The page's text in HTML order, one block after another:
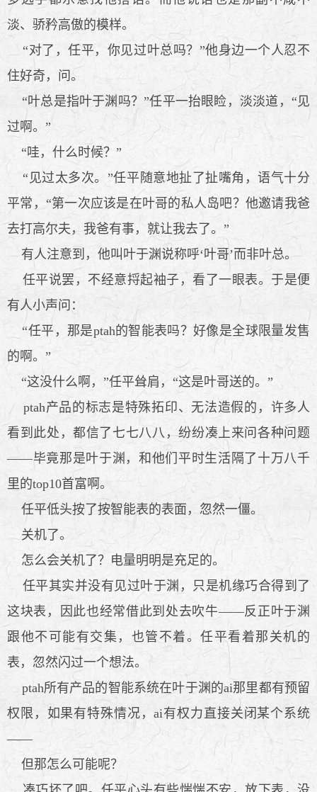
淡、骄矜高傲的模样。
“对了，任平，你见过叶总吗？”他身边一个人忍不
住好奇，问。
“叶总是指叶于渊吗？”任平一抬眼睑，淡淡道，“见
过啊。”
“哇，什么时候？”
“见过太多次。”任平随意地扯了扯嘴角，语气十分
平常，“第一次应该是在叶哥的私人岛吧？他邀请我爸
去打高尔夫，我爸有事，就让我去了。”
有人注意到，他叫叶于渊说称呼‘叶哥’而非叶总。
任平说罢，不经意捋起袖子，看了一眼表。于是便
有人小声问：
“任平，那是ptah的智能表吗？好像是全球限量发售
的啊。”
“这没什么啊，”任平耸肩，“这是叶哥送的。”
ptah产品的标志是特殊拓印、无法造假的，许多人
看到此处，都信了七七八八，纷纷凑上来问各种问题
——毕竟那是叶于渊，和他们平时生活隔了十万八千
里的top10首富啊。
任平低头按了按智能表的表面，忽然一僵。
关机了。
怎么会关机了？电量明明是充足的。
任平其实并没有见过叶于渊，只是机缘巧合得到了
这块表，因此也经常借此到处去吹牛——反正叶于渊
跟他不可能有交集，也管不着。任平看着那关机的
表，忽然闪过一个想法。
ptah所有产品的智能系统在叶于渊的ai那里都有预留
权限，如果有特殊情况，ai有权力直接关闭某个系统
——
但那怎么可能呢？